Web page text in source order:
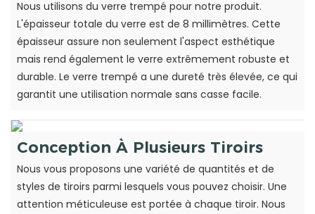
Nous utilisons du verre trempé pour notre produit.
L'épaisseur totale du verre est de 8 millimètres. Cette
épaisseur assure non seulement l'aspect esthétique
mais rend également le verre extrêmement robuste et
durable. Le verre trempé a une dureté très élevée, ce qui
garantit une utilisation normale sans casse facile.
Conception À Plusieurs Tiroirs
Nous vous proposons une variété de quantités et de
styles de tiroirs parmi lesquels vous pouvez choisir. Une
attention méticuleuse est portée à chaque tiroir. Nous